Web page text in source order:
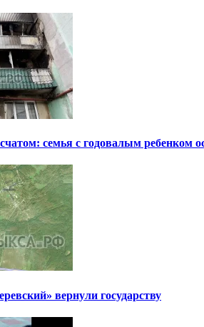
семья с годовалым ребенком
вернули государству